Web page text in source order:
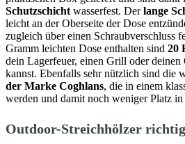
Schutzschicht wasserfest. Derlange
leicht an der Oberseite der Dose
zugleich über einen Schraubverschluss
Gramm leichten Dose enthalten sind 20
dein Lagerfeuer, einen Grill oder
kannst. Ebenfalls sehr nützlich sind die
der Marke Coghlans, die in einem
werden und damit noch weniger Platz
Outdoor-Streichhölzer